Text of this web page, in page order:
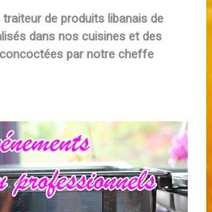
traiteur de produits libanais de
dans nos cuisines et des
par notre cheffe